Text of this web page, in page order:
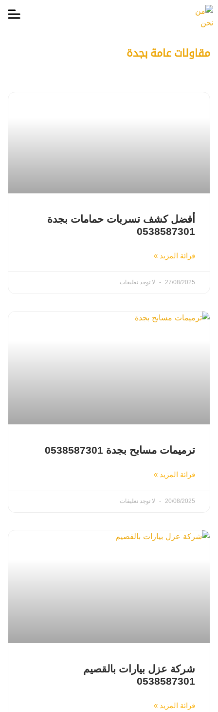
مقاولات عامة بجدة
أفضل كشف تسربات حمامات بجدة
0538587301
قرائة المزيد »
27/08/2025 لا توجد تعليقات
ترميمات مسابح بجدة 0538587301
قرائة المزيد »
20/08/2025 لا توجد تعليقات
شركة عزل بيارات بالقصيم
0538587301
قرائة المزيد »